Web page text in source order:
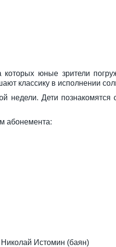
которых юные зрители
классику в исполнении
недели. Дети познакомятся
абонемента:
Истомин (баян)